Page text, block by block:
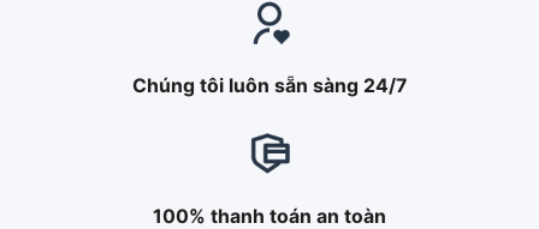
Chúng tôi luôn sẵn sàng 24/7
100% thanh toán an toàn